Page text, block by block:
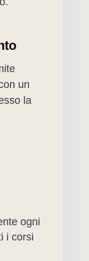
un
la
ogni
i corsi